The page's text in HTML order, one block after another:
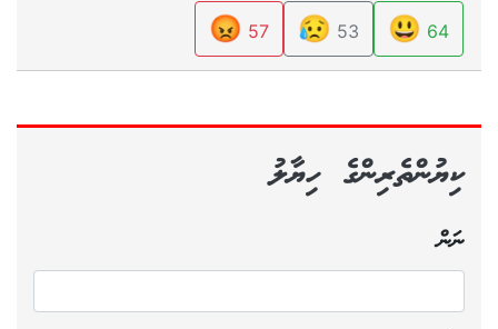
64
😃
53
😥
57
😡
ކިޔުންތެރިންގެ ހިޔާލު
ނަން